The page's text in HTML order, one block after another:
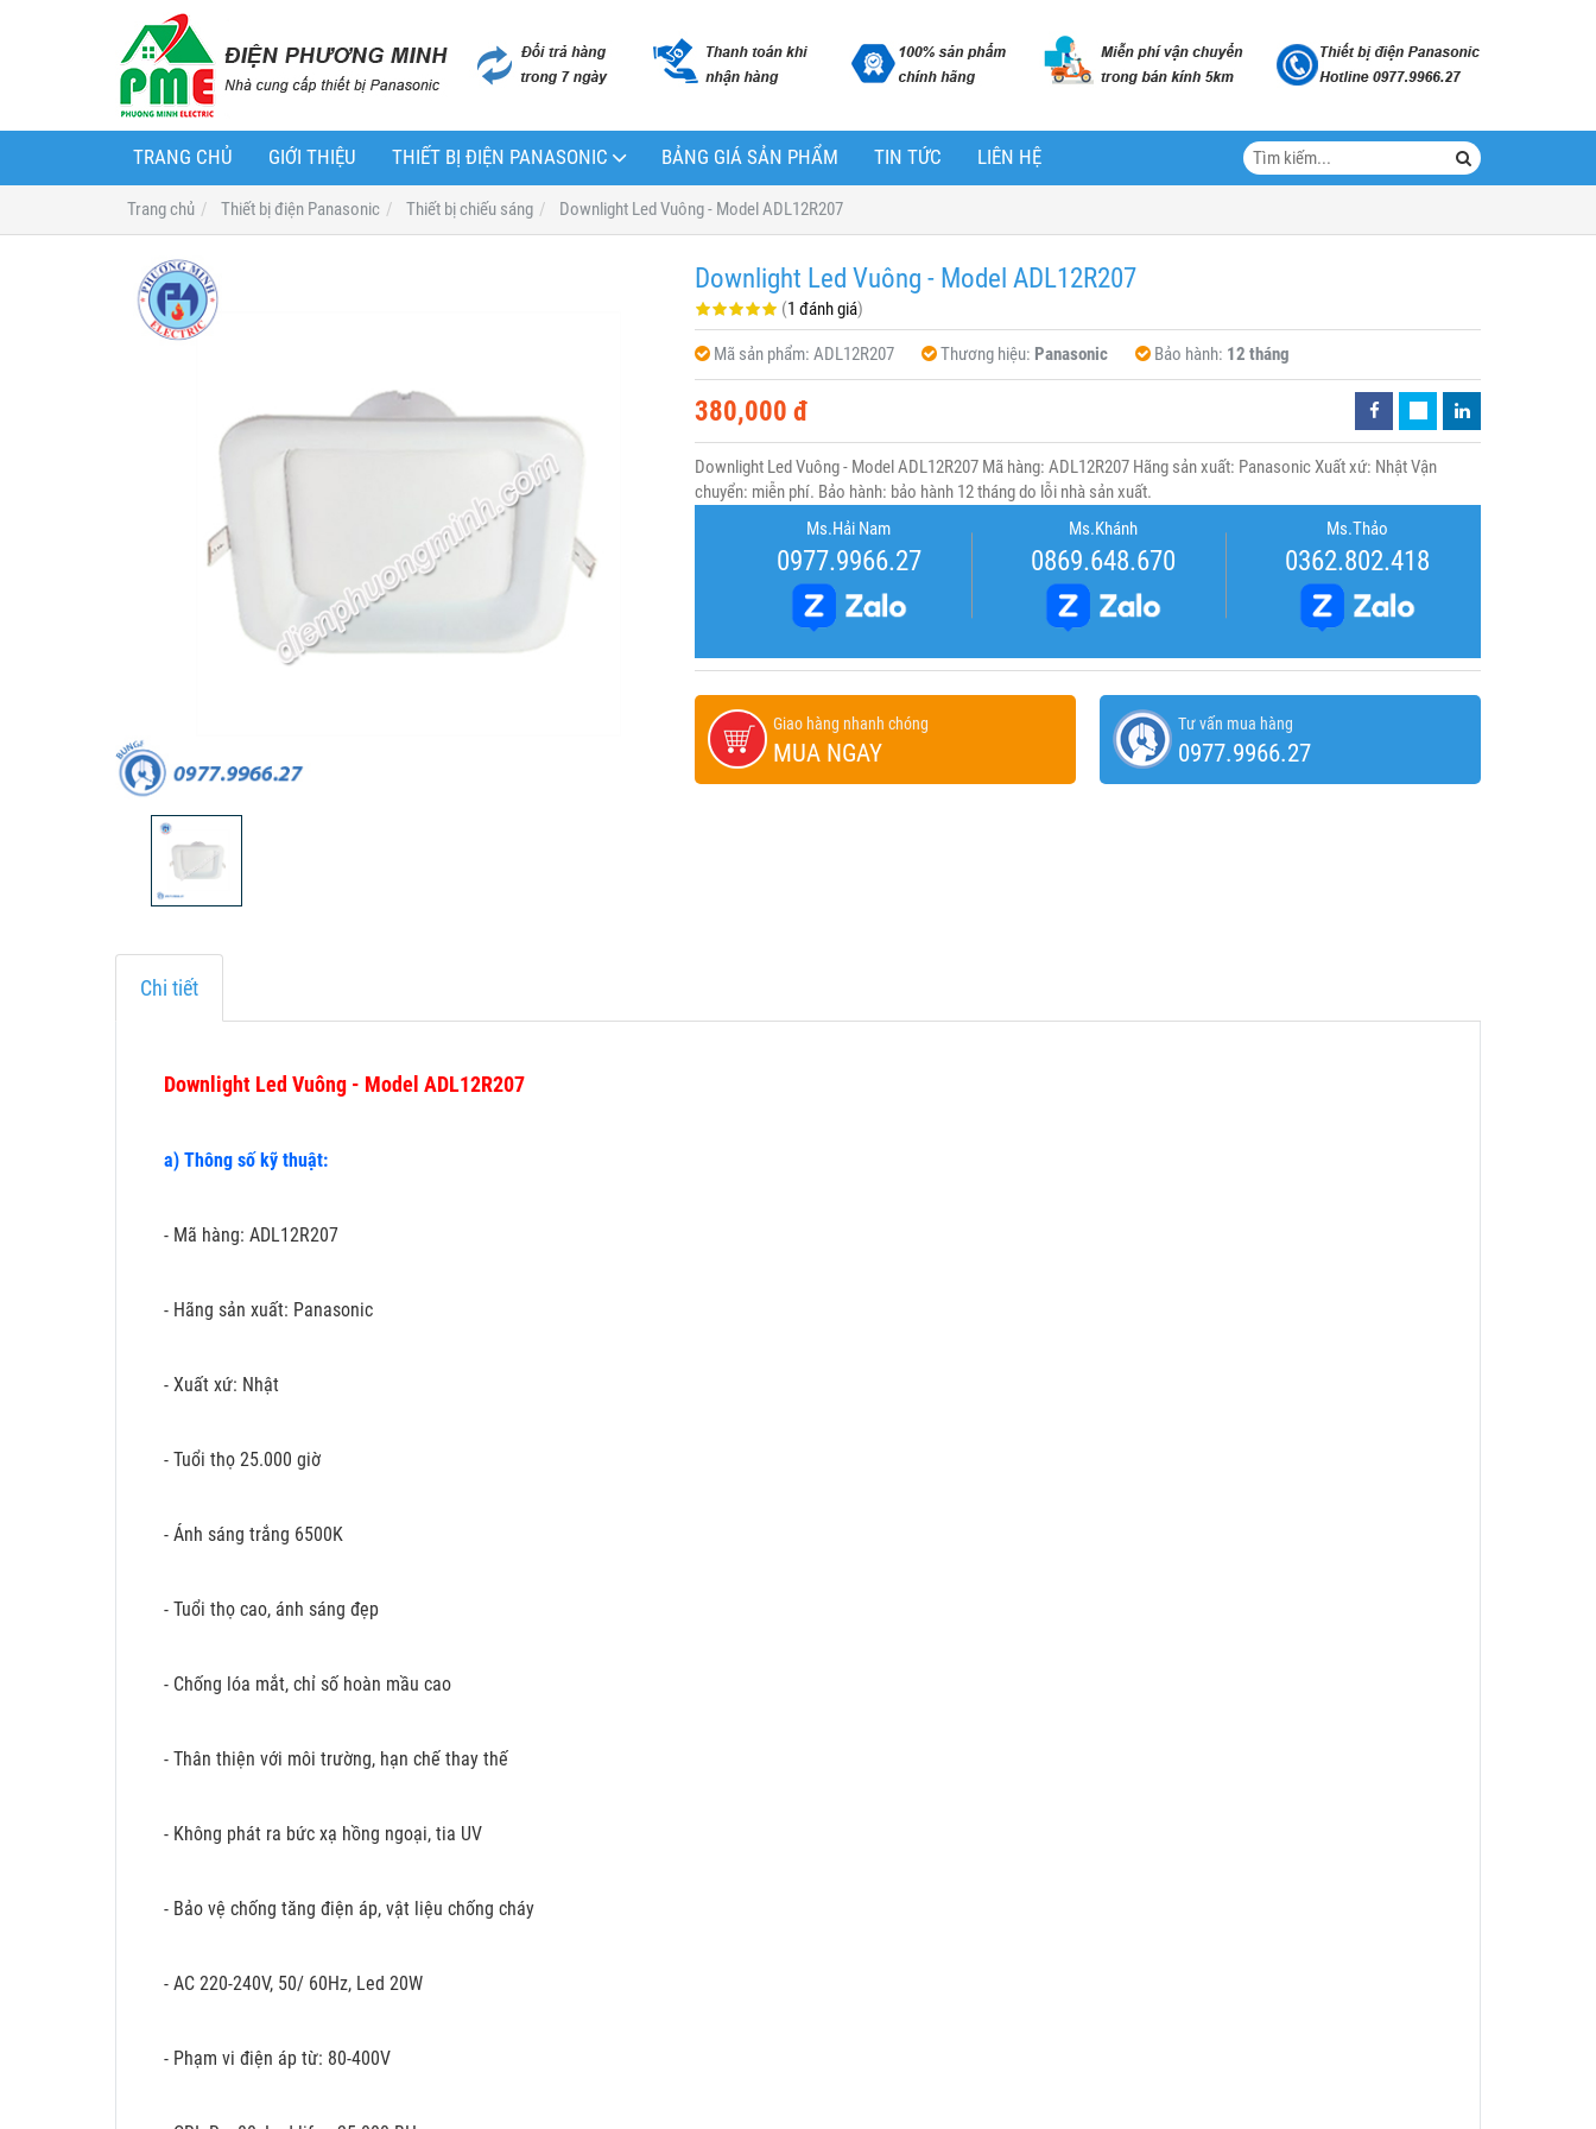
TRANG CHỦ GIỚI THIỆU THIẾT BỊ ĐIỆN PANASONIC BẢNG GIÁ SẢN PHẨM TIN TỨC LIÊN HỆ
Trang chủ Thiết bị điện Panasonic Thiết bị chiếu sáng Downlight Led Vuông - Model ADL12R207
Downlight Led Vuông - Model ADL12R207
(1 đánh giá)
Mã sản phẩm: ADL12R207 Thương hiệu: Panasonic Bảo hành: 12 tháng
380,000 đ
Downlight Led Vuông - Model ADL12R207 Mã hàng: ADL12R207 Hãng sản xuất: Panasonic Xuất xứ: Nhật Vận
chuyển: miễn phí. Bảo hành: bảo hành 12 tháng do lỗi nhà sản xuất.
Ms.Hải Nam
0977.9966.27
Ms.Khánh
0869.648.670
Ms.Thảo
0362.802.418
Giao hàng nhanh chóng
MUA NGAY
Tư vấn mua hàng
0977.9966.27
Chi tiết
Downlight Led Vuông - Model ADL12R207
a) Thông số kỹ thuật:
- Mã hàng: ADL12R207
- Hãng sản xuất: Panasonic
- Xuất xứ: Nhật
- Tuổi thọ 25.000 giờ
- Ánh sáng trắng 6500K
- Tuổi thọ cao, ánh sáng đẹp
- Chống lóa mắt, chỉ số hoàn mầu cao
- Thân thiện với môi trường, hạn chế thay thế
- Không phát ra bức xạ hồng ngoại, tia UV
- Bảo vệ chống tăng điện áp, vật liệu chống cháy
- AC 220-240V, 50/ 60Hz, Led 20W
- Phạm vi điện áp từ: 80-400V